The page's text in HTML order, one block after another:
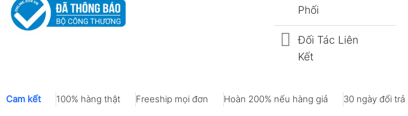
Phối
Đối Tác Liên
Kết
Cam kết 100% hàng thật Freeship mọi đơn Hoàn 200% nếu hàng giả 30 ngày đổi trả